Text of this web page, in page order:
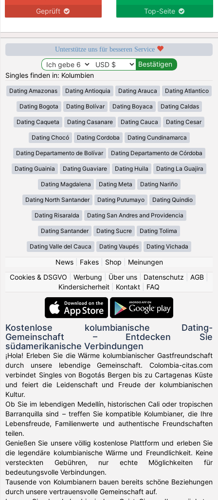
Geprüft Top-Seite
Unterstütze uns für besseren Service
Singles finden in: Kolumbien
Dating Amazonas Dating Antioquia Dating Arauca Dating Atlantico
Dating Bogota Dating Bolívar Dating Boyaca Dating Caldas
Dating Caqueta Dating Casanare Dating Cauca Dating Cesar
Dating Chocó Dating Cordoba Dating Cundinamarca
Dating Departamento de Bolívar Dating Departamento de Córdoba
Dating Guainia Dating Guaviare Dating Huila Dating La Guajira
Dating Magdalena Dating Meta Dating Nariño
Dating North Santander Dating Putumayo Dating Quindio
Dating Risaralda Dating San Andres and Providencia
Dating Santander Dating Sucre Dating Tolima
Dating Valle del Cauca Dating Vaupés Dating Vichada
News| Fakes| Shop
Meinungen
Cookies & DSGVO
Werbung Über uns Datenschutz AGB
Kindersicherheit
Kontakt FAQ
Kostenlose kolumbianische Dating-
Gemeinschaft – Entdecken Sie
südamerikanische Verbindungen
¡Hola! Erleben Sie die Wärme kolumbianischer Gastfreundschaft
durch unsere lebendige Gemeinschaft. Colombia-citas.com
verbindet Singles von Bogotás Bergen bis zu Cartagenas Küste
und feiert die Leidenschaft und Freude der kolumbianischen
Kultur.
Ob Sie im lebendigen Medellín, historischen Cali oder tropischen
Barranquilla sind – treffen Sie kompatible Kolumbianer, die Ihre
Lebensfreude, Familienwerte und authentische Freundschaften
teilen.
Genießen Sie unsere völlig kostenlose Plattform und erleben Sie
die legendäre kolumbianische Wärme und Freundlichkeit. Keine
versteckten Gebühren, nur echte Möglichkeiten für
bedeutungsvolle Verbindungen.
Tausende von Kolumbianern bauen bereits schöne Beziehungen
durch unsere vertrauensvolle Gemeinschaft auf.